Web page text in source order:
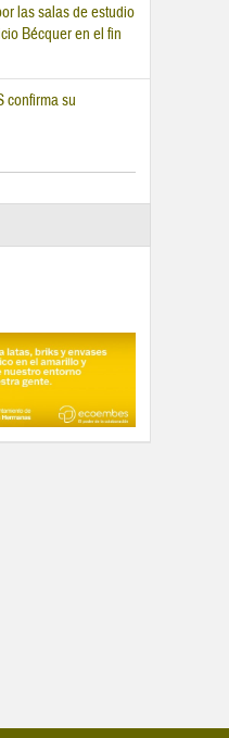
las salas de estudio
Bécquer en el fin
confirma su